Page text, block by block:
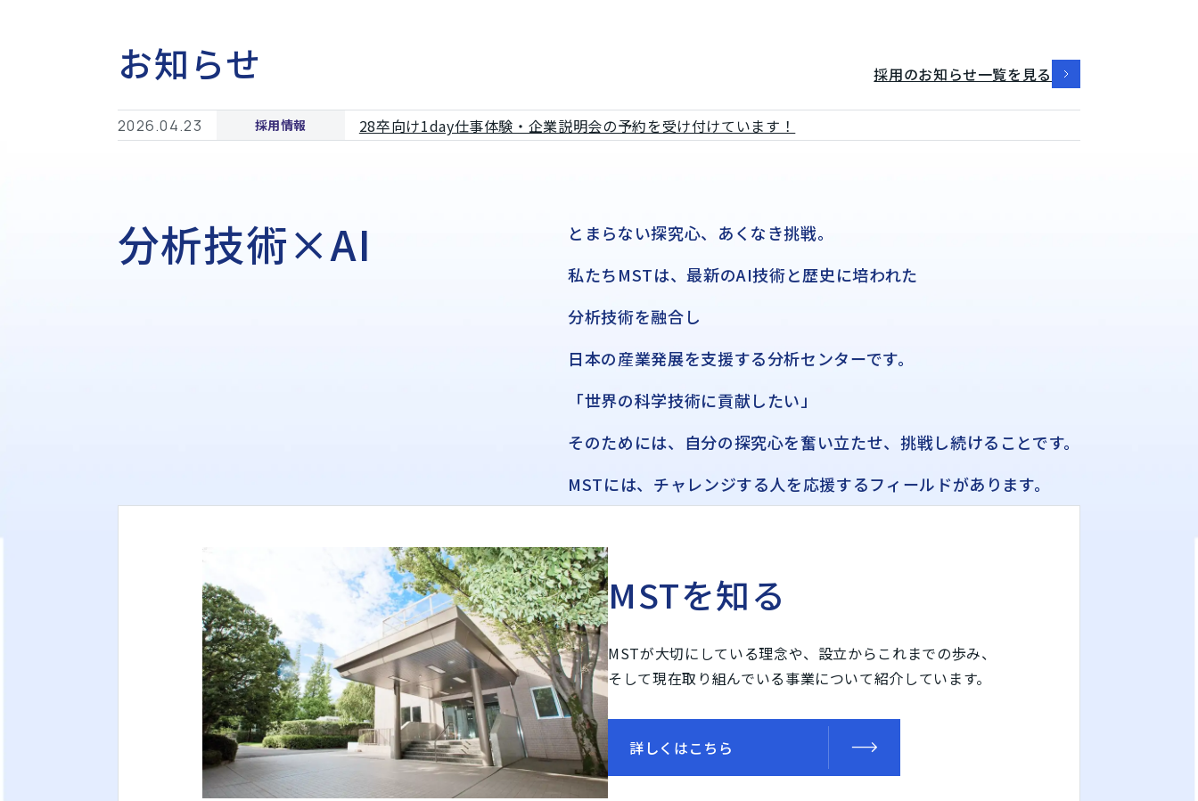
お知らせ
2026.04.23 採用情報 28卒向け1day仕事体験・企業説明会の予約を受け付けています！
採用のお知らせ一覧を見る
分析技術×AI
とまらない探究心、あくなき挑戦。
私たちMSTは、最新のAI技術と歴史に培われた
分析技術を融合し
日本の産業発展を支援する分析センターです。
「世界の科学技術に貢献したい」
そのためには、自分の探究心を奮い立たせ、挑戦し続けることです。
MSTには、チャレンジする人を応援するフィールドがあります。
MSTを知る
MSTが大切にしている理念や、設立からこれまでの歩み、
そして現在取り組んでいる事業について紹介しています。
詳しくはこちら